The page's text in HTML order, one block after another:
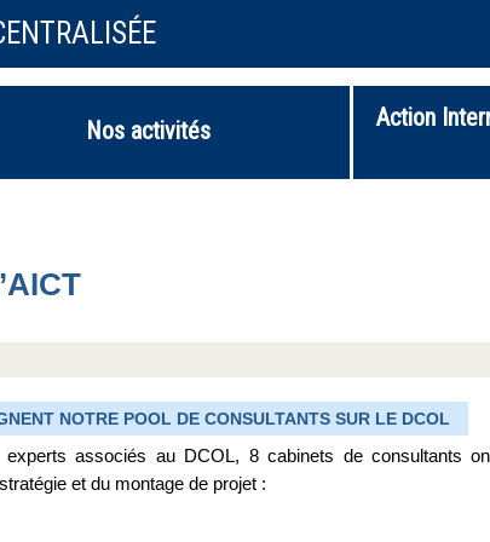
Nos activités Action
NOTRE POOL DE CONSULTANTS SUR LE DCOL
experts associés au DCOL, 8 cabinets de consultants
et du montage de projet :